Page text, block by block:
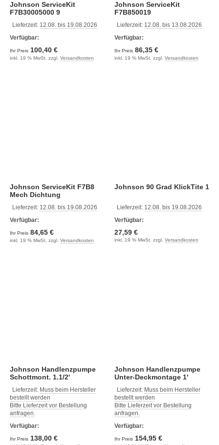
Johnson ServiceKit
F7B30005000 9
Lieferzeit: 12.08. bis 19.08.2026
Verfügbar:
Ihr Preis 100,40 €
inkl. 19 % MwSt. zzgl. Versandkosten
Johnson ServiceKit
F7B850019
Lieferzeit: 12.08. bis 13.08.2026
Verfügbar:
Ihr Preis 86,35 €
inkl. 19 % MwSt. zzgl. Versandkosten
Johnson ServiceKit F7B8
Mech Dichtung
Lieferzeit: 12.08. bis 19.08.2026
Verfügbar:
Ihr Preis 84,65 €
inkl. 19 % MwSt. zzgl. Versandkosten
Johnson 90 Grad KlickTite 1
Lieferzeit: 12.08. bis 19.08.2026
Verfügbar:
27,59 €
inkl. 19 % MwSt. zzgl. Versandkosten
Johnson Handlenzpumpe
Schottmont. 1.1/2'
Lieferzeit: Muss beim Hersteller
bestellt werden
Bitte Lieferzeit vor Bestellung
anfragen.
Verfügbar:
Ihr Preis 138,00 €
Johnson Handlenzpumpe
Unter-Deckmontage 1'
Lieferzeit: Muss beim Hersteller
bestellt werden
Bitte Lieferzeit vor Bestellung
anfragen.
Verfügbar:
Ihr Preis 154,95 €